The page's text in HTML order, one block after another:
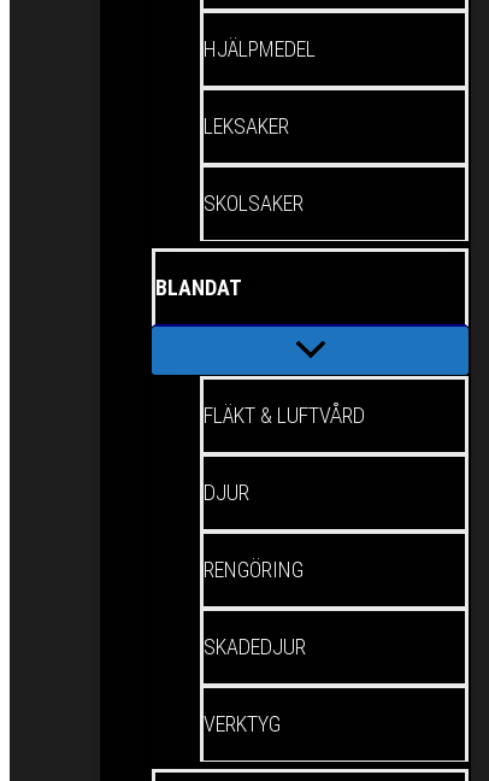
HJÄLPMEDEL
LEKSAKER
SKOLSAKER
BLANDAT
FLÄKT & LUFTVÅRD
DJUR
RENGÖRING
SKADEDJUR
VERKTYG